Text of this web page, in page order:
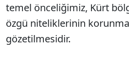
temel önceliğimiz, Kürt
özgü niteliklerinin
gözetilmesidir.